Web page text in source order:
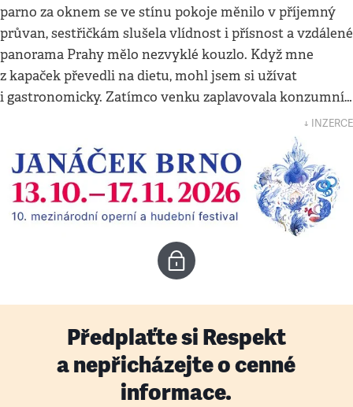
parno za oknem se ve stínu pokoje měnilo v příjemný
průvan, sestřičkám slušela vlídnost i přísnost a vzdálené
panorama Prahy mělo nezvyklé kouzlo. Když mne
z kapaček převedli na dietu, mohl jsem si užívat
i gastronomicky. Zatímco venku zaplavovala konzumní…
↓ INZERCE
Předplaťte si Respekt
a nepřicházejte o cenné
informace.